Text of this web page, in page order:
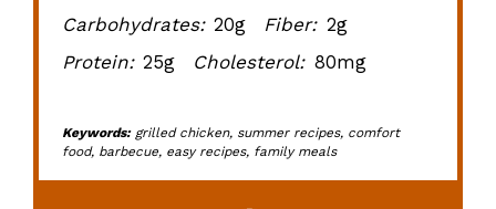
Carbohydrates: 20g Fiber: 2g
Protein: 25g Cholesterol: 80mg
Keywords:grilled chicken, summer recipes, comfort
food, barbecue, easy recipes, family meals